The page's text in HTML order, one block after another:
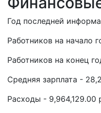
Год последней
Работников на начало
Работников на конец
Средняя зарплата -
Расходы - 9,964,129.00